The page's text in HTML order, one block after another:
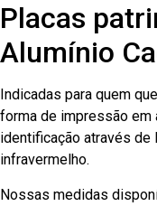
Placas
Alumínio
Indicadas para quem
forma de impressão em
identificação através
infravermelho.
Nossas medidas